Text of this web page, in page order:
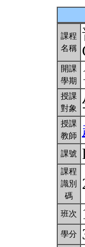
課程
名稱
開課
學期
授課
對象
授課
教師
課號
課程
識別
碼
班次
學分